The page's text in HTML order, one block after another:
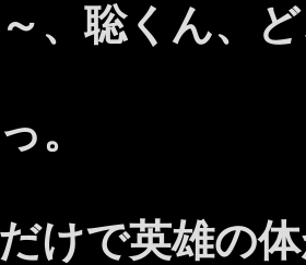
～、聡くん、
。
けで英雄の